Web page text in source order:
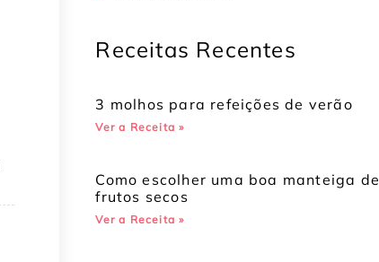
Receitas Recentes
3 molhos para refeições de verão
Ver a Receita »
Como escolher uma boa manteiga de
frutos secos
Ver a Receita »